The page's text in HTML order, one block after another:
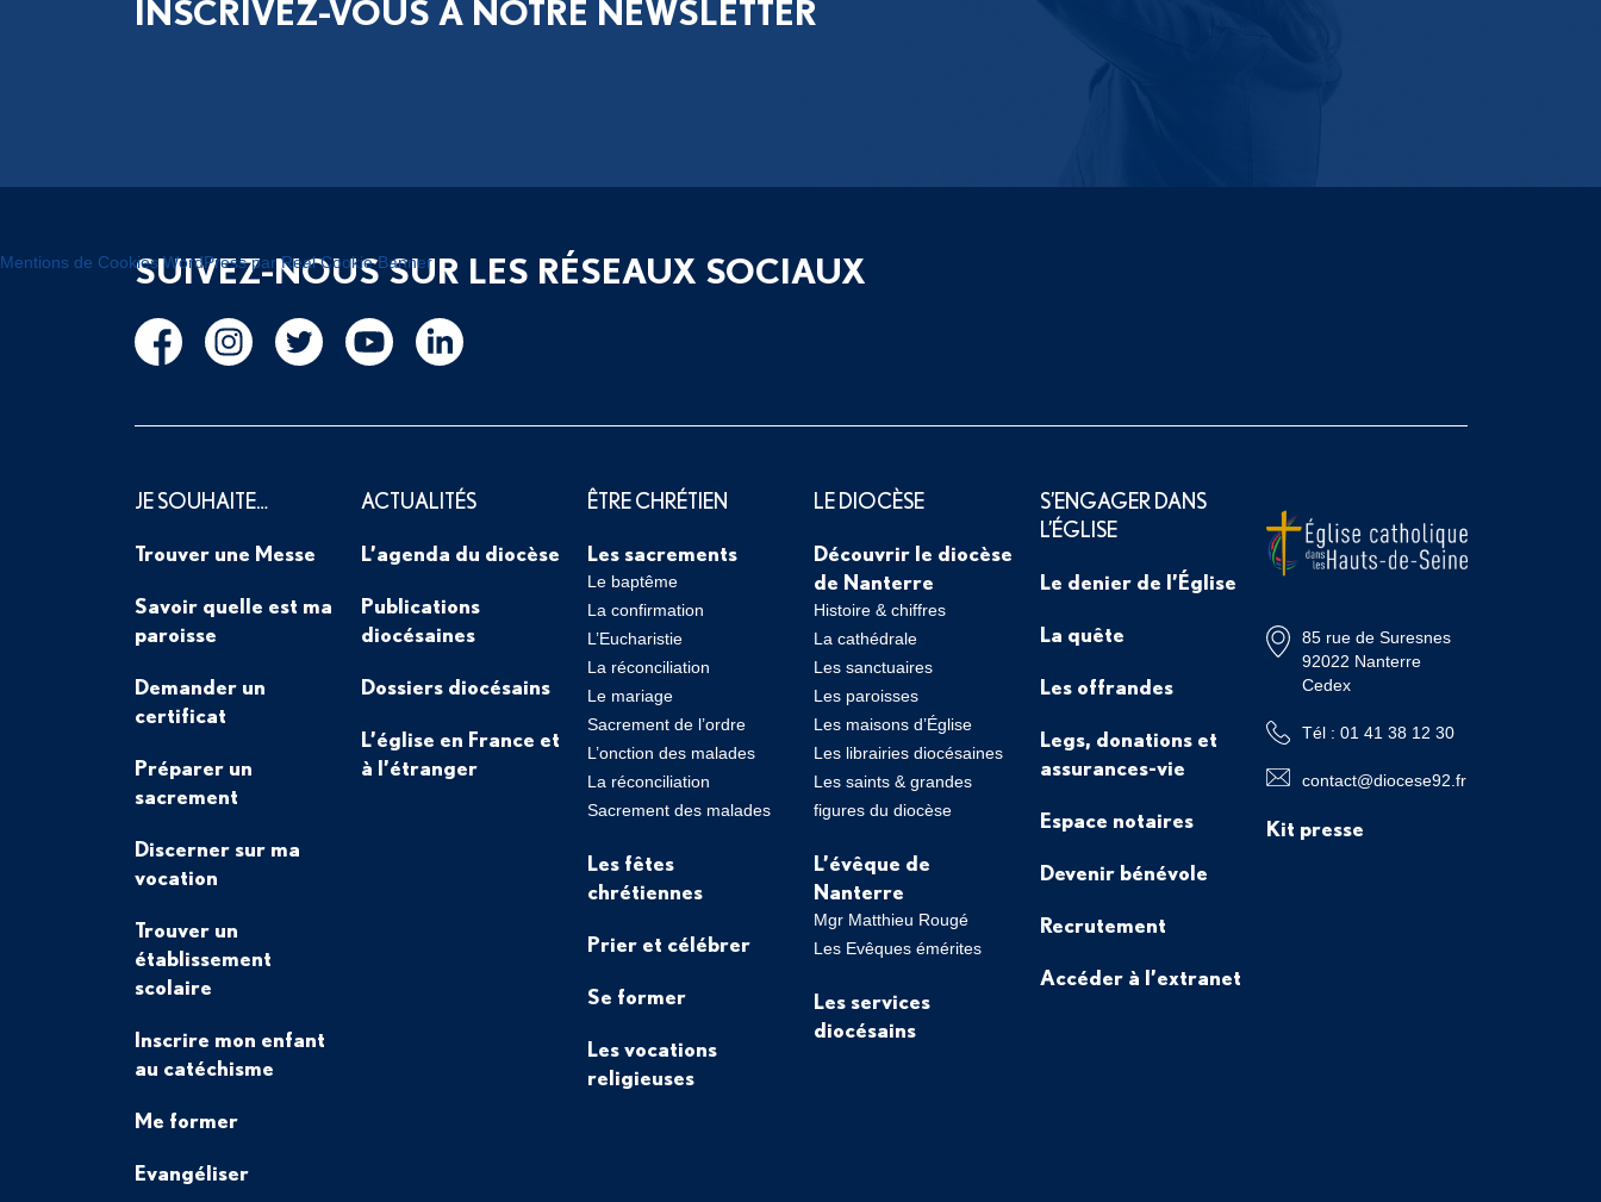
INSCRIVEZ-VOUS À NOTRE NEWSLETTER
SUIVEZ-NOUS SUR LES RÉSEAUX SOCIAUX
JE SOUHAITE…
Trouver une Messe
Savoir quelle est ma
paroisse
Demander un
certificat
Préparer un
sacrement
Discerner sur ma
vocation
Trouver un
établissement
scolaire
Inscrire mon enfant
au catéchisme
Me former
Evangéliser
ACTUALITÉS
L’agenda du diocèse
Publications
diocésaines
Dossiers diocésains
L’église en France et
à l’étranger
ÊTRE CHRÉTIEN
Les sacrements
Le baptême
La confirmation
L’Eucharistie
La réconciliation
Le mariage
Sacrement de l’ordre
L’onction des malades
La réconciliation
Sacrement des malades
Les fêtes
chrétiennes
Prier et célébrer
Se former
Les vocations
religieuses
LE DIOCÈSE
Découvrir le diocèse
de Nanterre
Histoire & chiffres
La cathédrale
Les sanctuaires
Les paroisses
Les maisons d’Église
Les librairies diocésaines
Les saints & grandes
figures du diocèse
L’évêque de
Nanterre
Mgr Matthieu Rougé
Les Evêques émérites
Les services
diocésains
S’ENGAGER DANS
L’ÉGLISE
Le denier de l’Église
La quête
Les offrandes
Legs, donations et
assurances-vie
Espace notaires
Devenir bénévole
Recrutement
Accéder à l’extranet
85 rue de Suresnes
92022 Nanterre
Cedex
Tél : 01 41 38 12 30
contact@diocese92.fr
Kit presse
Mentions de Cookies WordPress par Real Cookie Banner